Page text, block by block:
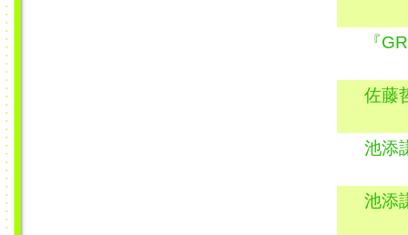
『
佐藤
池添
池添